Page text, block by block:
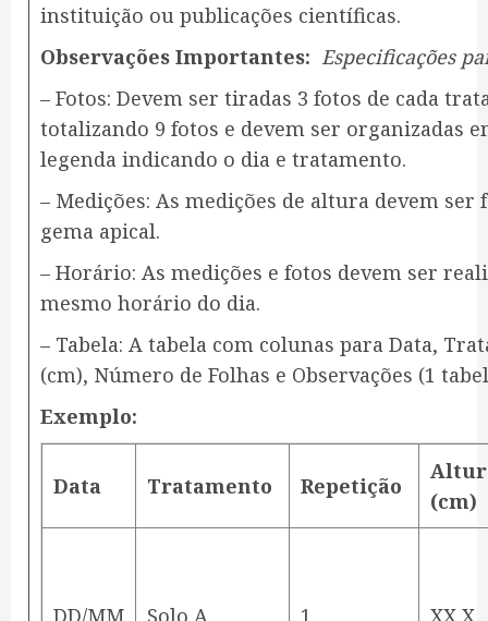
instituição ou publicações científicas.
Observações Importantes: Especificações
– Fotos: Devem ser tiradas 3 fotos de cada
totalizando 9 fotos e devem ser organizadas
legenda indicando o dia e tratamento.
– Medições: As medições de altura devem ser
gema apical.
– Horário: As medições e fotos devem ser
mesmo horário do dia.
– Tabela: A tabela com colunas para Data,
(cm), Número de Folhas e Observações (1
Exemplo:
Data Tratamento Repetição
(cm)
DD/MM Solo A 1 XX,X